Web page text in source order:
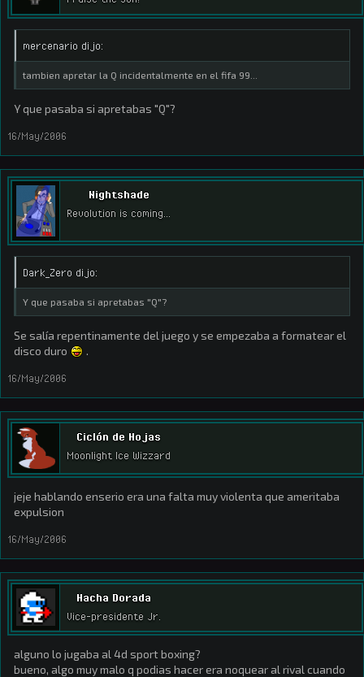
mercenario dijo:
tambien apretar la Q incidentalmente en el fifa 99...
Y que pasaba si apretabas "Q"?
16/May/2006
Nightshade
Revolution is coming...
Dark_Zero dijo:
Y que pasaba si apretabas "Q"?
Se salía repentinamente del juego y se empezaba a formatear el
disco duro
.
16/May/2006
Ciclón de Hojas
Moonlight Ice Wizzard
jeje hablando enserio era una falta muy violenta que ameritaba
expulsion
16/May/2006
Hacha Dorada
Vice-presidente Jr.
alguno lo jugaba al 4d sport boxing?
bueno, algo muy malo q podias hacer era noquear al rival cuando